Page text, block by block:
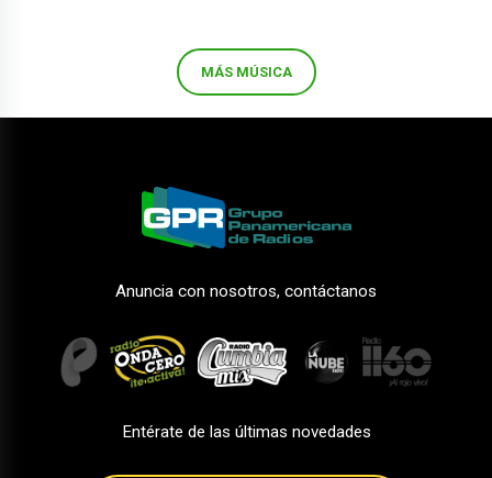
MÁS MÚSICA
Anuncia con nosotros, contáctanos
Entérate de las últimas novedades